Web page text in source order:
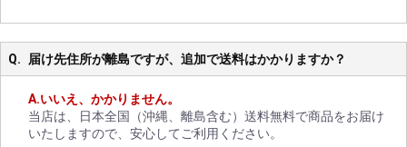
届け先住所が離島ですが、追加で送料はかかりますか？
いいえ、かかりません。
当店は、日本全国（沖縄、離島含む）送料無料で商品をお届け
いたしますので、安心してご利用ください。